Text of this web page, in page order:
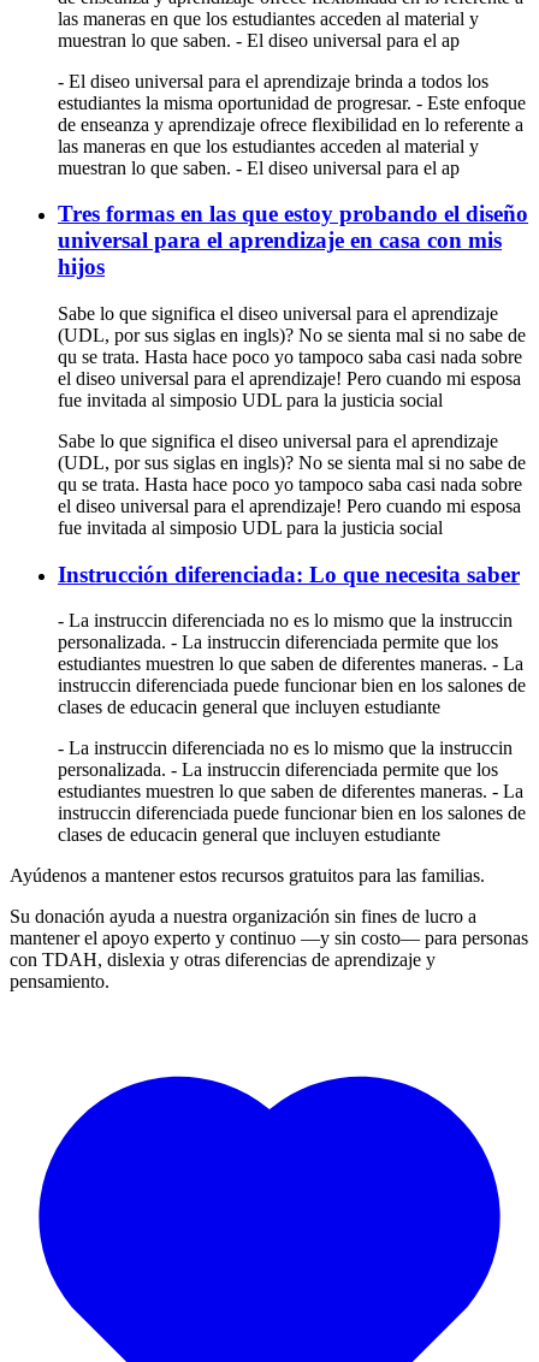
las maneras en que los estudiantes acceden al material y
muestran lo que saben. - El diseo universal para el ap
- El diseo universal para el aprendizaje brinda a todos los
estudiantes la misma oportunidad de progresar. - Este enfoque
de enseanza y aprendizaje ofrece flexibilidad en lo referente a
las maneras en que los estudiantes acceden al material y
muestran lo que saben. - El diseo universal para el ap
Tres formas en las que estoy probando el diseño
universal para el aprendizaje en casa con mis
hijos
Sabe lo que significa el diseo universal para el aprendizaje
(UDL, por sus siglas en ingls)? No se sienta mal si no sabe de
qu se trata. Hasta hace poco yo tampoco saba casi nada sobre
el diseo universal para el aprendizaje! Pero cuando mi esposa
fue invitada al simposio UDL para la justicia social
Sabe lo que significa el diseo universal para el aprendizaje
(UDL, por sus siglas en ingls)? No se sienta mal si no sabe de
qu se trata. Hasta hace poco yo tampoco saba casi nada sobre
el diseo universal para el aprendizaje! Pero cuando mi esposa
fue invitada al simposio UDL para la justicia social
Instrucción diferenciada: Lo que necesita saber
- La instruccin diferenciada no es lo mismo que la instruccin
personalizada. - La instruccin diferenciada permite que los
estudiantes muestren lo que saben de diferentes maneras. - La
instruccin diferenciada puede funcionar bien en los salones de
clases de educacin general que incluyen estudiante
- La instruccin diferenciada no es lo mismo que la instruccin
personalizada. - La instruccin diferenciada permite que los
estudiantes muestren lo que saben de diferentes maneras. - La
instruccin diferenciada puede funcionar bien en los salones de
clases de educacin general que incluyen estudiante
Ayúdenos a mantener estos recursos gratuitos para las familias.
Su donación ayuda a nuestra organización sin fines de lucro a
mantener el apoyo experto y continuo —y sin costo— para personas
con TDAH, dislexia y otras diferencias de aprendizaje y
pensamiento.